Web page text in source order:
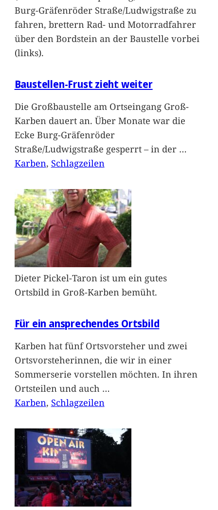
Burg-Gräfenröder Straße/Ludwigstraße zu
fahren, brettern Rad- und Motorradfahrer
über den Bordstein an der Baustelle vorbei
(links).
Baustellen-Frust zieht weiter
Die Großbaustelle am Ortseingang Groß-
Karben dauert an. Über Monate war die
Ecke Burg-Gräfenröder
Straße/Ludwigstraße gesperrt – in der …
Karben, Schlagzeilen
Dieter Pickel-Taron ist um ein gutes
Ortsbild in Groß-Karben bemüht.
Für ein ansprechendes Ortsbild
Karben hat fünf Ortsvorsteher und zwei
Ortsvorsteherinnen, die wir in einer
Sommerserie vorstellen möchten. In ihren
Ortsteilen und auch …
Karben, Schlagzeilen